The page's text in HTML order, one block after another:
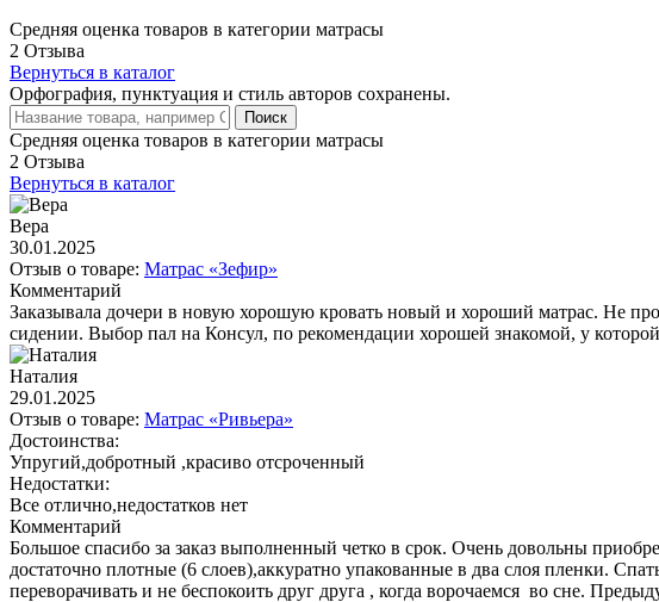
Средняя оценка товаров в категории матрасы
2 Отзыва
Вернуться в каталог
Орфография, пунктуация и стиль авторов сохранены.
Поиск
Средняя оценка товаров в категории матрасы
2 Отзыва
Вернуться в каталог
Вера
30.01.2025
Отзыв о товаре: Матрас «Зефир»
Комментарий
Заказывала дочери в новую хорошую кровать новый и хороший матрас. Не
сидении. Выбор пал на Консул, по рекомендации хорошей знакомой, у
Наталия
29.01.2025
Отзыв о товаре: Матрас «Ривьера»
Достоинства:
Упругий,добротный ,красиво отсроченный
Недостатки:
Все отлично,недостатков нет
Комментарий
Большое спасибо за заказ выполненный четко в срок. Очень довольны
достаточно плотные (6 слоев),аккуратно упакованные в два слоя пленки.
переворачивать и не беспокоить друг друга , когда ворочаемся во сне.